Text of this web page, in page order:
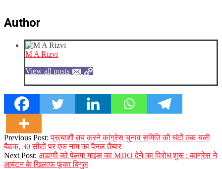
Author
M A Rizvi
View all posts
2023-
09-
04
Previous Post:प्रत्याशी तय करने कांग्रेस चुनाव समिति की घंटों तक चली
बैठक, 30 सीटों पर एक नाम का पैनल तैयार
Next Post: अडाणी को पेलमा माइंस का MDO देने का विरोध शुरू : कांग्रेस ने
आबंटन के खिलाफ फूंका बिगुल